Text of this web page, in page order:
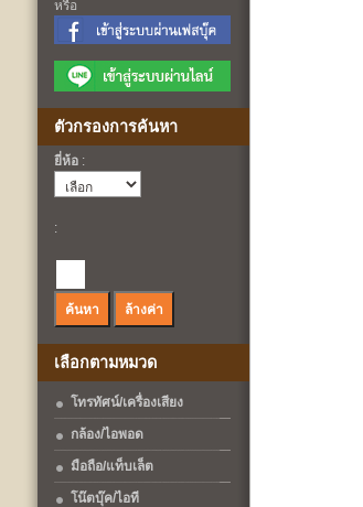
หรือ
ตัวกรองการค้นหา
ยี่ห้อ :
:
เลือกตามหมวด
โทรทัศน์/เครื่องเสียง
กล้อง/ไอพอด
มือถือ/แท็บเล็ต
โน๊ตบุ๊ค/ไอที